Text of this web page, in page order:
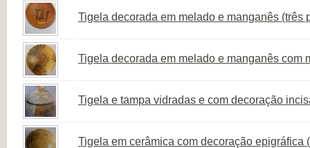
Tigela decorada em melado e manganês (três
Tigela decorada em melado e manganês com
Tigela e tampa vidradas e com decoração
Tigela em cerâmica com decoração epigráfica